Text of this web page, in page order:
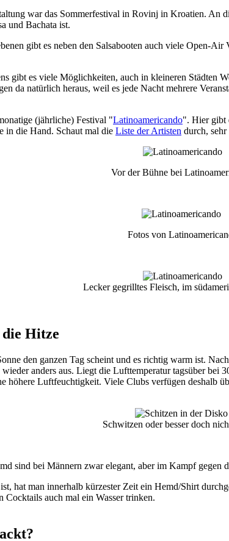
war das Sommerfestival in Rovinj in Kroatien. An
und Bachata ist.
gibt es neben den Salsabooten auch viele Open-
gibt es viele Möglichkeiten, auch in kleineren Städten
da natürlich heraus, weil es jede Nacht mehrere
(jährliche) Festival "Latinoamericando". Hier gibt
in die Hand. Schaut mal die Liste der Artisten durch,
Vor der Bühne bei
Fotos von
Lecker gegrilltes Fleisch, im
Hitze
den ganzen Tag scheint und es richtig warm ist.
anders aus. Liegt die Lufttemperatur tagsüber
höhere Luftfeuchtigkeit. Viele Clubs verfügen deshalb
Schwitzen oder besser doch
sind bei Männern zwar elegant, aber im Kampf
hat man innerhalb kürzester Zeit ein Hemd/Shirt
Cocktails auch mal ein Wasser trinken.